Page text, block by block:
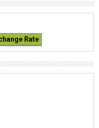
Rate